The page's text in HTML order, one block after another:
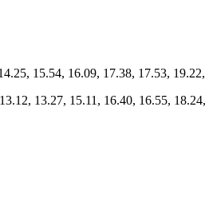
15.54, 16.09, 17.38, 17.53,
13.27, 15.11, 16.40, 16.55,